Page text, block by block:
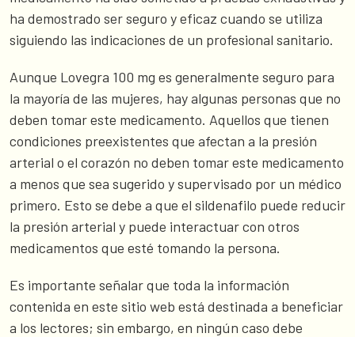
ha demostrado ser seguro y eficaz cuando se utiliza
siguiendo las indicaciones de un profesional sanitario.
Aunque Lovegra 100 mg es generalmente seguro para
la mayoría de las mujeres, hay algunas personas que no
deben tomar este medicamento. Aquellos que tienen
condiciones preexistentes que afectan a la presión
arterial o el corazón no deben tomar este medicamento
a menos que sea sugerido y supervisado por un médico
primero. Esto se debe a que el sildenafilo puede reducir
la presión arterial y puede interactuar con otros
medicamentos que esté tomando la persona.
Es importante señalar que toda la información
contenida en este sitio web está destinada a beneficiar
a los lectores; sin embargo, en ningún caso debe